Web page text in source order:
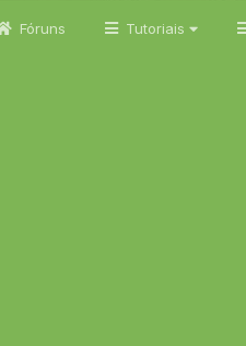
Fóruns Tutoriais